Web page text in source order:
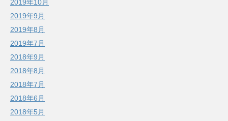
2019年10月
2019年9月
2019年8月
2019年7月
2018年9月
2018年8月
2018年7月
2018年6月
2018年5月